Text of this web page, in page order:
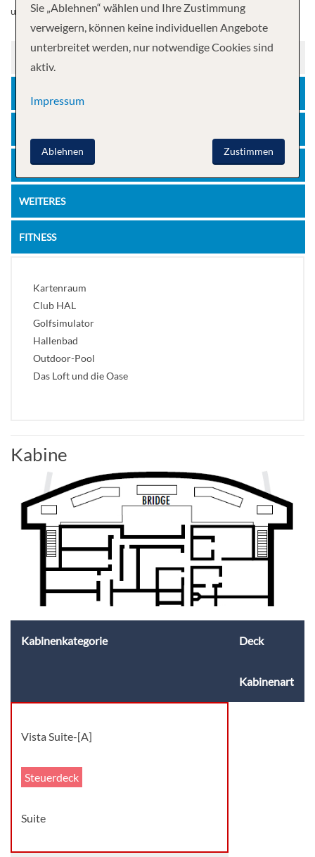
unsere erstklassigen Speisemöglichkeiten.
ERHOLUNG
WEITERES
FITNESS
Kartenraum
Club HAL
Golfsimulator
Hallenbad
Outdoor-Pool
Das Loft und die Oase
Kabine
Kabinenkategorie Deck
Kabinenart
Vista Suite-[A]
Steuerdeck
Suite
Sie „Ablehnen“ wählen und Ihre Zustimmung
verweigern, können keine individuellen Angebote
unterbreitet werden, nur notwendige Cookies sind
aktiv.
Impressum
Zustimmen
Ablehnen